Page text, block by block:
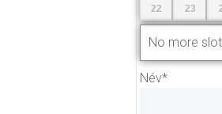
22 23
No more
Név*